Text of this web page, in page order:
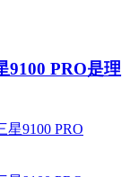
9100 PRO是理